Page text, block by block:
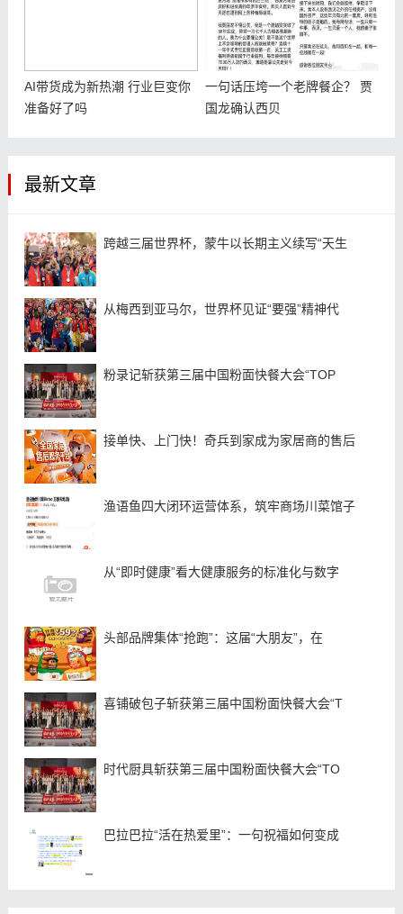
AI带货成为新热潮 行业巨变你
准备好了吗
一句话压垮一个老牌餐企？ 贾
国龙确认西贝
最新文章
跨越三届世界杯，蒙牛以长期主义续写“天生
从梅西到亚马尔，世界杯见证“要强”精神代
粉录记斩获第三届中国粉面快餐大会“TOP
接单快、上门快！奇兵到家成为家居商的售后
渔语鱼四大闭环运营体系，筑牢商场川菜馆子
从“即时健康”看大健康服务的标准化与数字
头部品牌集体“抢跑”：这届“大朋友”，在
喜铺破包子斩获第三届中国粉面快餐大会“T
时代厨具斩获第三届中国粉面快餐大会“TO
巴拉巴拉“活在热爱里”：一句祝福如何变成